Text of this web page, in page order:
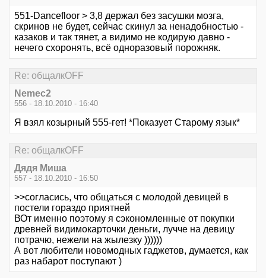
551-Dancefloor > 3,8 держал без засушки мозга,
скринов не будет, сейчас скинул за ненадобностью -
казаков и так тянет, а видимо не кодирую давно -
нечего схоронять, всё одноразовый порожняк.
Re: общалкOFF
Nemec2
556 - 18.10.2010 - 16:40
Я взял козырный 555-гет! *Показует Старому язык*
Re: общалкOFF
Дядя Миша
557 - 18.10.2010 - 16:50
>>согласись, что общаться с молодой девицей в
постели гораздо приятней
ВОт именно поэтому я сэкономленные от покупки
древней видимокарточки деньги, лучче на девицу
потрачю, нежели на жылезку ))))))
А вот любители новомодных гаджетов, думается, как
раз набарот поступают )